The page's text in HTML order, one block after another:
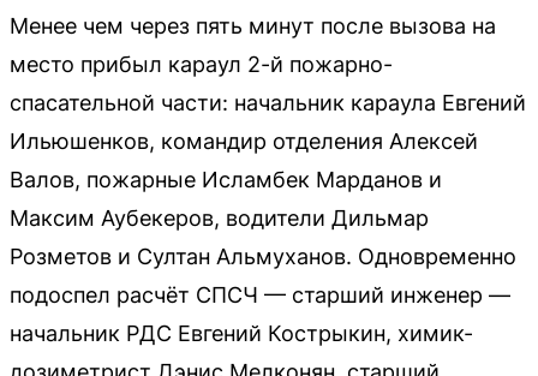
Менее чем через пять минут после вызова на
место прибыл караул 2-й пожарно-
спасательной части: начальник караула Евгений
Ильюшенков, командир отделения Алексей
Валов, пожарные Исламбек Марданов и
Максим Аубекеров, водители Дильмар
Розметов и Султан Альмуханов. Одновременно
подоспел расчёт СПСЧ — старший инженер —
начальник РДС Евгений Кострыкин, химик-